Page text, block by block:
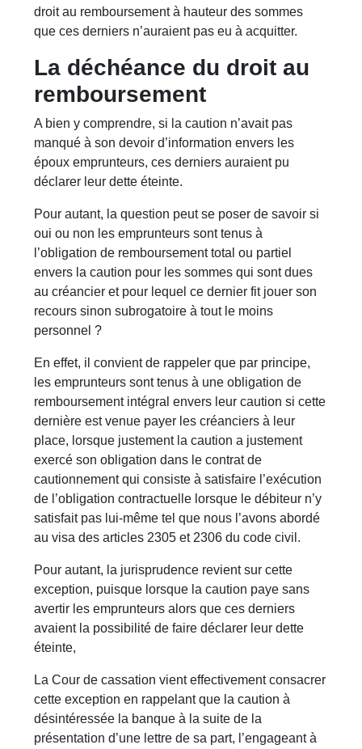
droit au remboursement à hauteur des sommes
que ces derniers n’auraient pas eu à acquitter.
La déchéance du droit au
remboursement
A bien y comprendre, si la caution n’avait pas
manqué à son devoir d’information envers les
époux emprunteurs, ces derniers auraient pu
déclarer leur dette éteinte.
Pour autant, la question peut se poser de savoir si
oui ou non les emprunteurs sont tenus à
l’obligation de remboursement total ou partiel
envers la caution pour les sommes qui sont dues
au créancier et pour lequel ce dernier fit jouer son
recours sinon subrogatoire à tout le moins
personnel ?
En effet, il convient de rappeler que par principe,
les emprunteurs sont tenus à une obligation de
remboursement intégral envers leur caution si cette
dernière est venue payer les créanciers à leur
place, lorsque justement la caution a justement
exercé son obligation dans le contrat de
cautionnement qui consiste à satisfaire l’exécution
de l’obligation contractuelle lorsque le débiteur n’y
satisfait pas lui-même tel que nous l’avons abordé
au visa des articles 2305 et 2306 du code civil.
Pour autant, la jurisprudence revient sur cette
exception, puisque lorsque la caution paye sans
avertir les emprunteurs alors que ces derniers
avaient la possibilité de faire déclarer leur dette
éteinte,
La Cour de cassation vient effectivement consacrer
cette exception en rappelant que la caution à
désintéressée la banque à la suite de la
présentation d’une lettre de sa part, l’engageant à